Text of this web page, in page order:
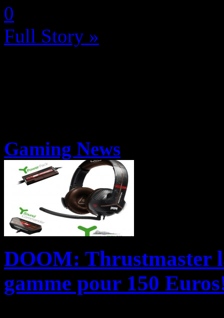
0
Full Story »
Gaming News
DOOM: Thrustmaster
gamme pour 150